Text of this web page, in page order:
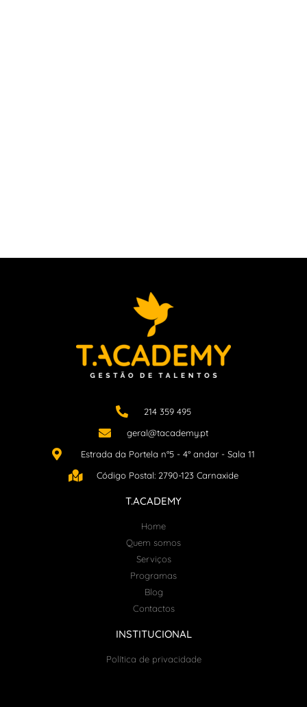
214 359 495
geral@tacademy.pt
Estrada da Portela n°5 - 4° andar - Sala 11
Código Postal: 2790-123 Carnaxide
T.ACADEMY
Home
Quem somos
Serviços
Programas
Blog
Contactos
INSTITUCIONAL
Política de privacidade